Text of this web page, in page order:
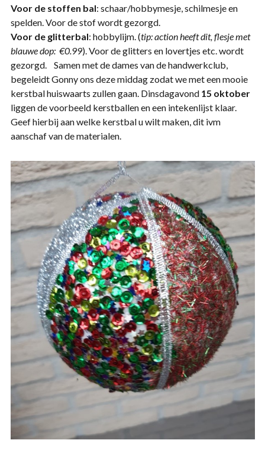
Voor de stoffen bal: schaar/hobbymesje, schilmesje en
spelden. Voor de stof wordt gezorgd.
Voor de glitterbal: hobbylijm. (tip: action heeft dit, flesje met
blauwe dop: €0.99). Voor de glitters en lovertjes etc. wordt
gezorgd. Samen met de dames van de handwerkclub,
begeleidt Gonny ons deze middag zodat we met een mooie
kerstbal huiswaarts zullen gaan. Dinsdagavond 15 oktober
liggen de voorbeeld kerstballen en een intekenlijst klaar.
Geef hierbij aan welke kerstbal u wilt maken, dit ivm
aanschaf van de materialen.